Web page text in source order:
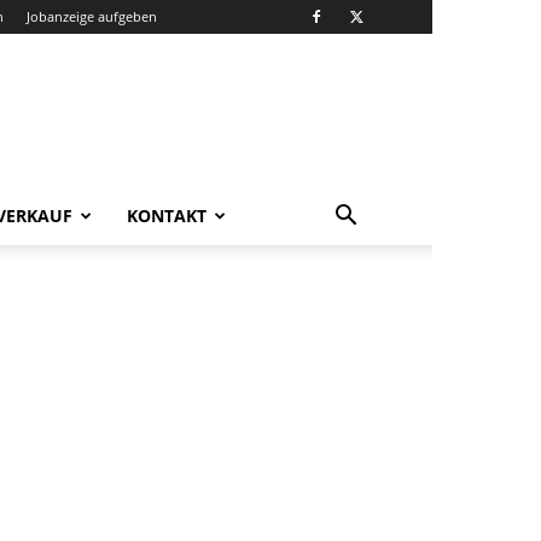
Jobanzeige aufgeben
KONTAKT